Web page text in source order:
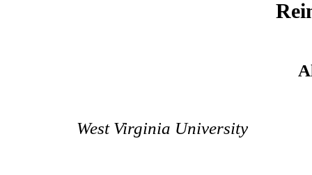
West Virginia University